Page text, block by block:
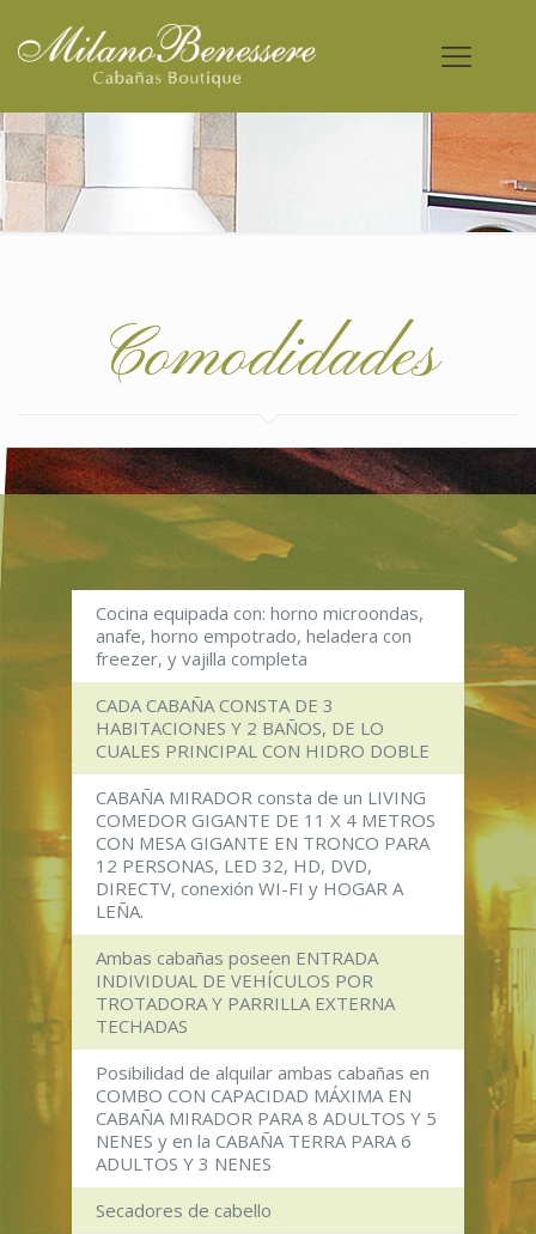
Comodidades
Cocina equipada con: horno microondas,
anafe, horno empotrado, heladera con
freezer, y vajilla completa
CADA CABAÑA CONSTA DE 3
HABITACIONES Y 2 BAÑOS, DE LO
CUALES PRINCIPAL CON HIDRO DOBLE
CABAÑA MIRADOR consta de un LIVING
COMEDOR GIGANTE DE 11 X 4 METROS
CON MESA GIGANTE EN TRONCO PARA
12 PERSONAS, LED 32, HD, DVD,
DIRECTV, conexión WI-FI y HOGAR A
LEÑA.
Ambas cabañas poseen ENTRADA
INDIVIDUAL DE VEHÍCULOS POR
TROTADORA Y PARRILLA EXTERNA
TECHADAS
Posibilidad de alquilar ambas cabañas en
COMBO CON CAPACIDAD MÁXIMA EN
CABAÑA MIRADOR PARA 8 ADULTOS Y 5
NENES y en la CABAÑA TERRA PARA 6
ADULTOS Y 3 NENES
Secadores de cabello